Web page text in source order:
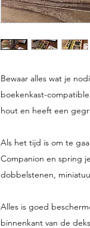
Bewaar alles wat je
boekenkast-
hout en heeft een
Als het tijd is om te
Companion en spring
dobbelstenen,
Alles is goed
binnenkant van de